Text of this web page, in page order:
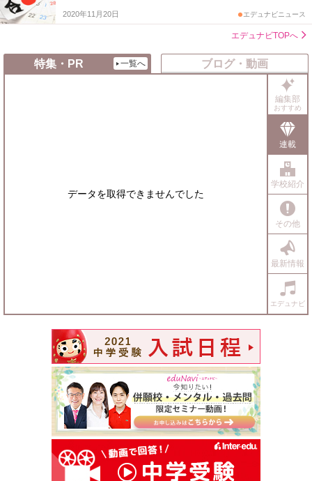
2020年11月20日 エデュナビニュース
エデュナビTOPへ
特集・PR 一覧へ ブログ・動画
編集部
おすすめ
連載
学校紹介
その他
最新情報
エデュナビ
データを取得できませんでした